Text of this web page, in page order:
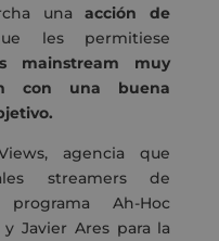
unaacción de
les permitiese
mainstream muy
con una buena
agencia que
streamers de
Ah-Hoc
Javier Ares para la